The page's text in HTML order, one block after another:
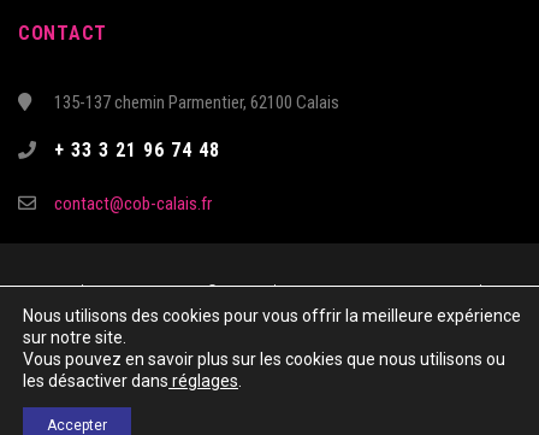
CONTACT
135-137 chemin Parmentier, 62100 Calais
+ 33 3 21 96 74 48
contact@cob-calais.fr
Copyright & Copies – 2021 © COTE D’OPALE CALAIS BASKET - Tous droits
réservés
Site réalisé par Kechkiya
Nous utilisons des cookies pour vous offrir la meilleure expérience
sur notre site.
Vous pouvez en savoir plus sur les cookies que nous utilisons ou
les désactiver dans réglages
Accepter